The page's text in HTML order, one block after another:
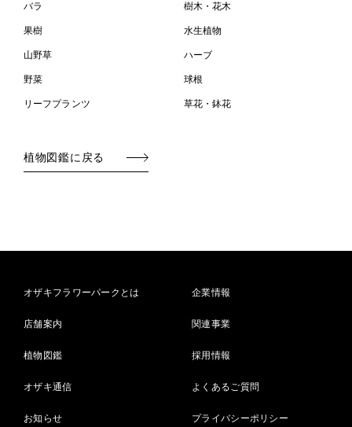
バラ 樹木・花木
果樹 水生植物
山野草 ハーブ
野菜 球根
リーフプランツ 草花・鉢花
植物図鑑に戻る
オザキフラワーパークとは
店舗案内
植物図鑑
オザキ通信
お知らせ
企業情報
関連事業
採用情報
よくあるご質問
プライバシーポリシー